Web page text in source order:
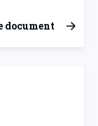
document